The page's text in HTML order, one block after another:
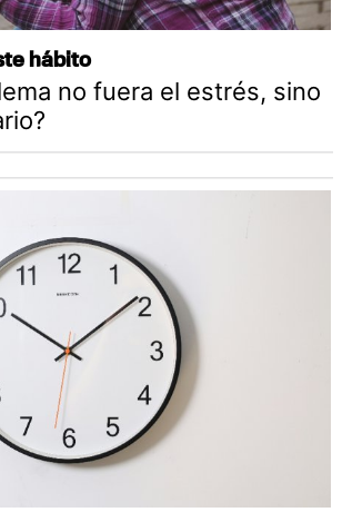
hábito
no fuera el estrés, sino